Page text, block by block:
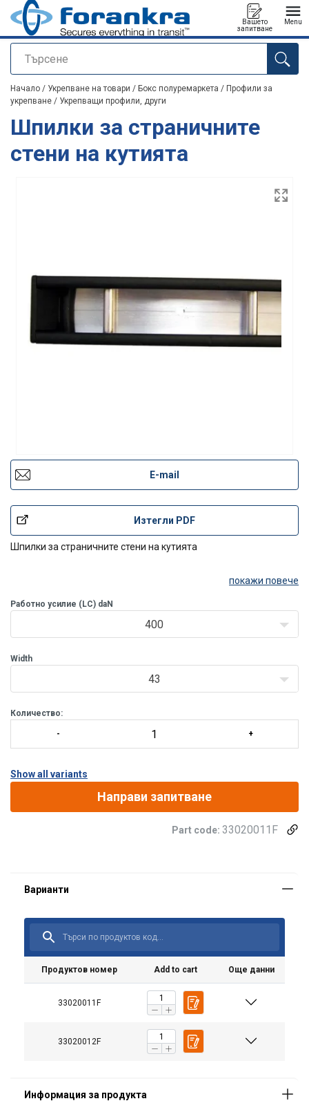
Търсене
Вашето
запитване
Menu
е добавен към вашето запитване
Начало / Укрепване на товари / Бокс полуремаркета / Профили за
укрепване / Укрепващи профили, други
Шпилки за страничните
стени на кутията
E-mail
Изтегли PDF
Шпилки за страничните стени на кутията
покажи повече
Работно усилие (LC) daN
400
Width
43
Количество:
Show all variants
Направи запитване
Part code: 33020011F
Продуктов номер Add to cart Още данни
33020011F
33020012F